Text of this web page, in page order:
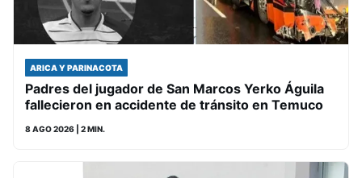
ARICA Y PARINACOTA
Padres del jugador de San Marcos Yerko Águila
fallecieron en accidente de tránsito en Temuco
8 AGO 2026 | 2 MIN.